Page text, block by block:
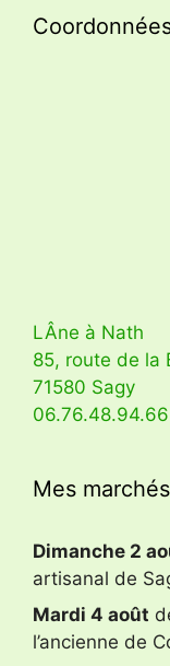
LÂne à Nath
85, route de la
71580 Sagy
06.76.48.94.66
Mes marchés
Dimanche 2
artisanal de
Mardi 4 août
l’ancienne de